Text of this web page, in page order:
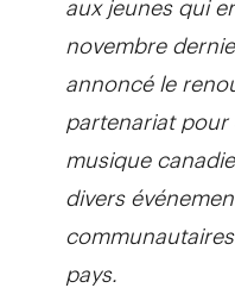
novembre
annoncé le
partenariat
musique
divers
pays.